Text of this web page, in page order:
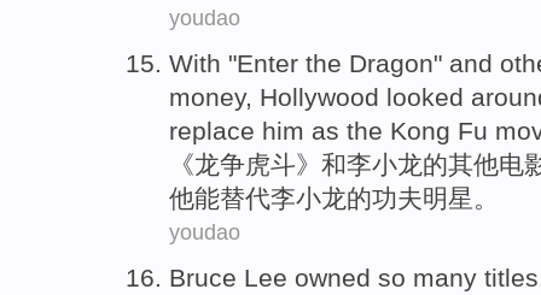
youdao
With "Enter the Dragon" and
money, Hollywood looked
replace him as the Kong Fu
《龙争虎斗》 和李小龙的其他电
他能替代李小龙的功夫明星。
youdao
Bruce Lee owned so many titles